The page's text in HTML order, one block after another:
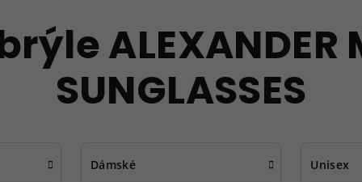
ALEXANDER
SUNGLASSES
Dámské Unisex